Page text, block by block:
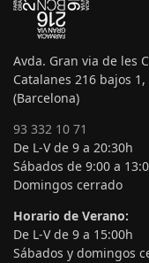
Avda. Gran via de les
Catalanes 216 bajos 1,
(Barcelona)
93 332 10 71
De L-V de 9 a 20:30h
Sábados de 9:00 a
Domingos cerrado
Horario de Verano:
De L-V de 9 a 15:00h
Sábados y domingos